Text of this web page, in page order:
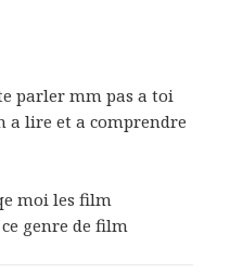
parler mm pas a toi
a lire et a comprendre
moi les film
genre de film